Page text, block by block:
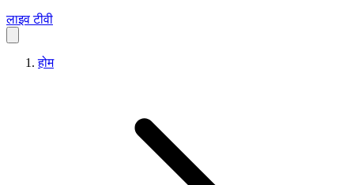
लाइव टीवी
होम